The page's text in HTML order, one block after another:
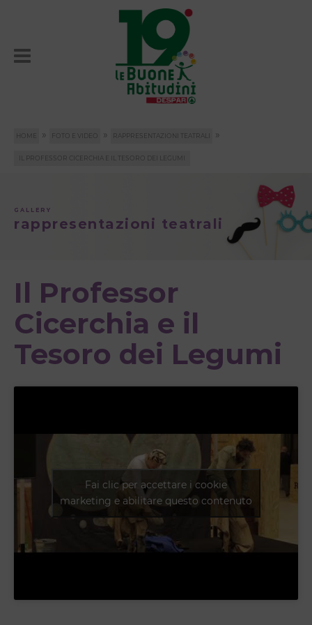
HOME » » RAPPRESENTAZIONI TEATRALI »
IL PROFESSOR CICERCHIA E IL TESORO DEI LEGUMI
GALLERY
rappresentazioni teatrali
Il Professor
Cicerchia e il
Tesoro dei Legumi
Fai clic per accettare i cookie
marketing e abilitare questo contenuto